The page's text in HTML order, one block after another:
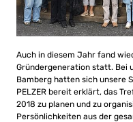
Auch in diesem Jahr fand
Gründergeneration statt. Bei
Bamberg hatten sich unsere
PELZER bereit erklärt, das
2018 zu planen und zu
Persönlichkeiten aus der